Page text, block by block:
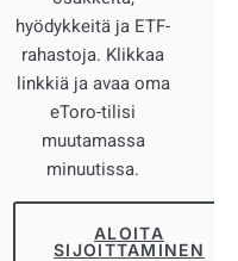
hyödykkeitä ja ETF-
rahastoja. Klikkaa
linkkiä ja avaa oma
eToro-tilisi
muutamassa
minuutissa.
ALOITA
SIJOITTAMINEN